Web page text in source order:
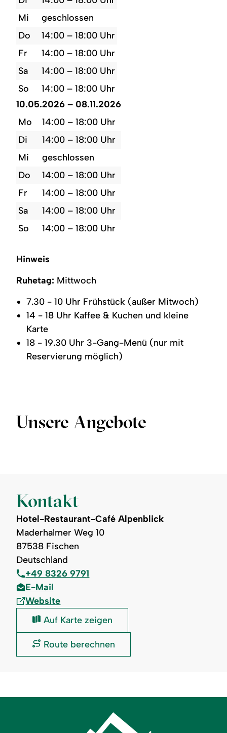
Mi
geschlossen
Do
14:00 – 18:00 Uhr
Fr
14:00 – 18:00 Uhr
Sa
14:00 – 18:00 Uhr
So
14:00 – 18:00 Uhr
10.05.2026 – 08.11.2026
Mo
14:00 – 18:00 Uhr
Di
14:00 – 18:00 Uhr
Mi
geschlossen
Do
14:00 – 18:00 Uhr
Fr
14:00 – 18:00 Uhr
Sa
14:00 – 18:00 Uhr
So
14:00 – 18:00 Uhr
Hinweis
Ruhetag: Mittwoch
7.30 - 10 Uhr Frühstück (außer Mitwoch)
14 - 18 Uhr Kaffee & Kuchen und kleine
Karte
18 - 19.30 Uhr 3-Gang-Menü (nur mit
Reservierung möglich)
Unsere Angebote
Kontakt
Hotel-Restaurant-Café Alpenblick
Maderhalmer Weg 10
87538 Fischen
Deutschland
+49 8326 9791
E-Mail
Website
Hotel-
Alpenblick:
Auf Karte zeigen
Hotel-
Route berechnen